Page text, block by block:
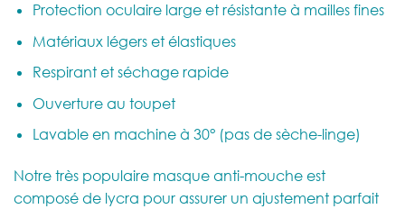
Protection oculaire large et résistante à mailles fines
Matériaux légers et élastiques
Respirant et séchage rapide
Ouverture au toupet
Lavable en machine à 30° (pas de sèche-linge)
Notre très populaire masque anti-mouche est
composé de lycra pour assurer un ajustement parfait